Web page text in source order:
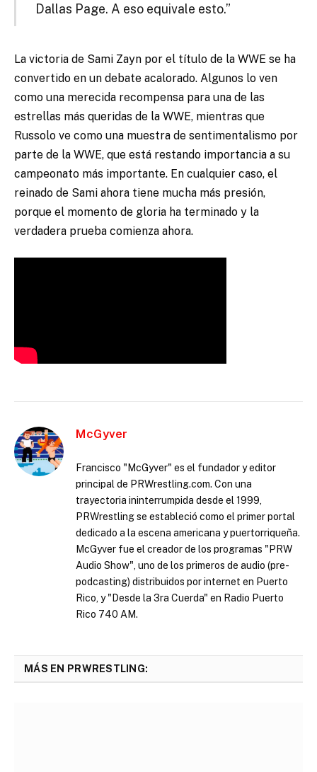
Dallas Page. A eso equivale esto.”
La victoria de Sami Zayn por el título de la WWE se ha
convertido en un debate acalorado. Algunos lo ven
como una merecida recompensa para una de las
estrellas más queridas de la WWE, mientras que
Russolo ve como una muestra de sentimentalismo por
parte de la WWE, que está restando importancia a su
campeonato más importante. En cualquier caso, el
reinado de Sami ahora tiene mucha más presión,
porque el momento de gloria ha terminado y la
verdadera prueba comienza ahora.
McGyver
Francisco "McGyver" es el fundador y editor
principal de PRWrestling.com. Con una
trayectoria ininterrumpida desde el 1999,
PRWrestling se estableció como el primer portal
dedicado a la escena americana y puertorriqueña.
McGyver fue el creador de los programas "PRW
Audio Show", uno de los primeros de audio (pre-
podcasting) distribuidos por internet en Puerto
Rico, y "Desde la 3ra Cuerda" en Radio Puerto
Rico 740 AM.
MÁS EN PRWRESTLING: